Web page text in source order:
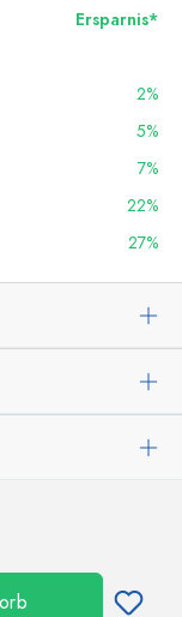
Ersparnis*
2%
5%
7%
22%
27%